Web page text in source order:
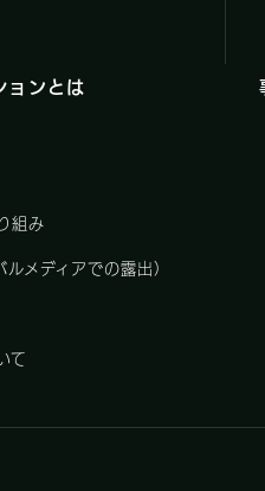
ョンとは
組み
メディアでの露出）
て